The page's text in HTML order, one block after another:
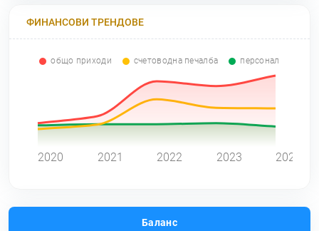
ФИНАНСОВИ ТРЕНДОВЕ
общо приходи счетоводна печалба персонал
2020 2021 2022 2023 2024
Баланс